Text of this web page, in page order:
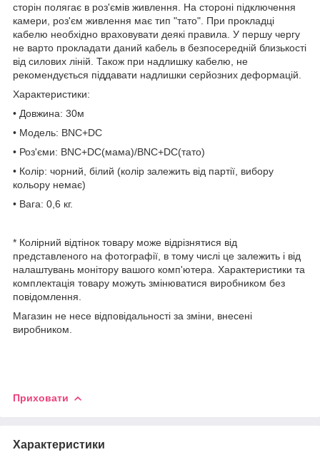
сторін полягає в роз'ємів живлення. На стороні підключення
камери, роз'єм живлення має тип "тато". При прокладці
кабелю необхідно враховувати деякі правила. У першу чергу
не варто прокладати даний кабель в безпосередній близькості
від силових ліній. Також при надлишку кабелю, не
рекомендується піддавати надлишки серйозних деформацій.
Характеристики:
• Довжина: 30м
• Модель: BNC+DC
• Роз'єми: BNC+DC(мама)/BNC+DC(тато)
• Колір: чорний, білий (колір залежить від партії, вибору
кольору немає)
• Вага: 0,6 кг.
* Колірний відтінок товару може відрізнятися від
представленого на фотографії, в тому числі це залежить і від
налаштувань монітору вашого комп'ютера. Характеристики та
комплектація товару можуть змінюватися виробником без
повідомлення.
Магазин не несе відповідальності за зміни, внесені
виробником.
Приховати
Характеристики